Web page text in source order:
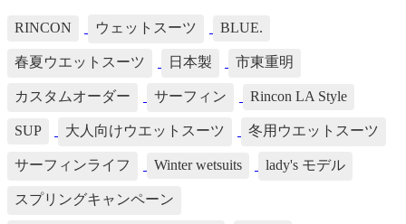
RINCON ウェットスーツ BLUE.
春夏ウエットスーツ 日本製 市東重明
カスタムオーダー サーフィン Rincon LA Style
SUP 大人向けウエットスーツ 冬用ウエットスーツ
サーフィンライフ Winter wetsuits lady's モデル
スプリングキャンペーン